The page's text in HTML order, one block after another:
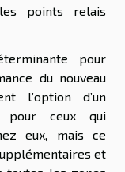
points relais
pour
du nouveau
l’option d’un
pour ceux qui
eux, mais ce
et